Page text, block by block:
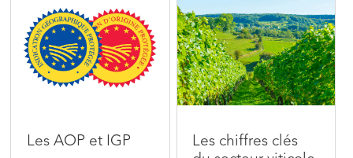
Les AOP et IGP
Les chiffres clés